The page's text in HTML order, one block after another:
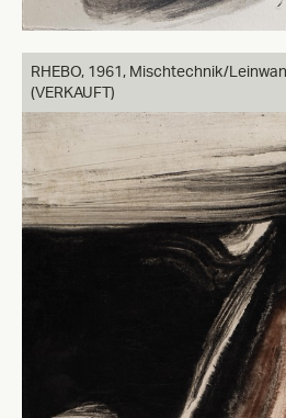
RHEBO, 1961, Mischtechnik/
(VERKAUFT)